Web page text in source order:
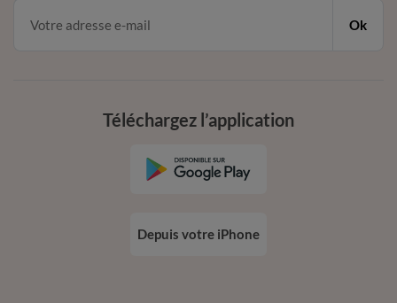
Ok
Téléchargez l’application
Depuis votre iPhone